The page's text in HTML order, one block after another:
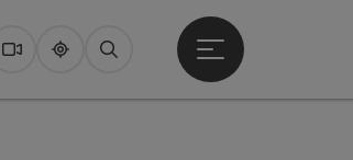
WebcamsUpperguide
Zoeken
Startmenu openen